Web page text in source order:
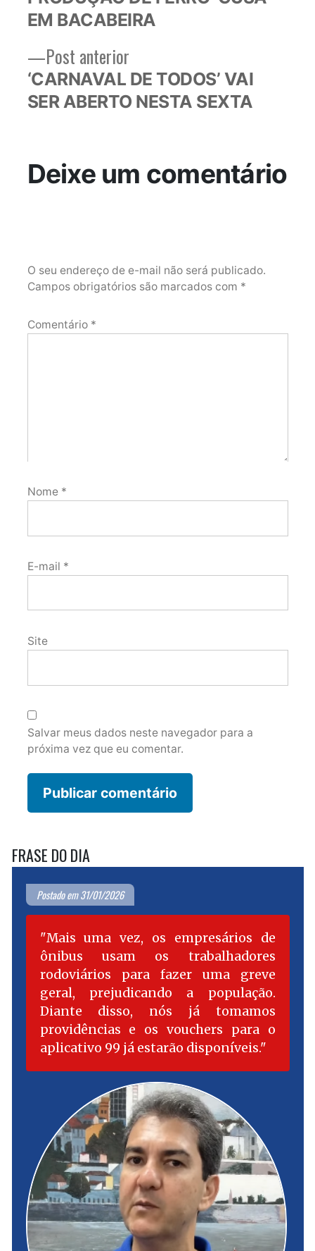
Post
Post anteriorPost
anterior:
‘CARNAVAL DE TODOS’ VAI
SER ABERTO NESTA SEXTA
EM BACABEIRA
Deixe um comentário
O seu endereço de e-mail não será publicado.
Campos obrigatórios são marcados com *
Comentário *
Nome *
E-mail *
Site
Salvar meus dados neste navegador para a
próxima vez que eu comentar.
FRASE DO DIA
Postado em 31/01/2026
Mais uma vez, os empresários de
ônibus usam os trabalhadores
rodoviários para fazer uma greve
geral, prejudicando a população.
Diante disso, nós já tomamos
providências e os vouchers para o
aplicativo 99 já estarão disponíveis.